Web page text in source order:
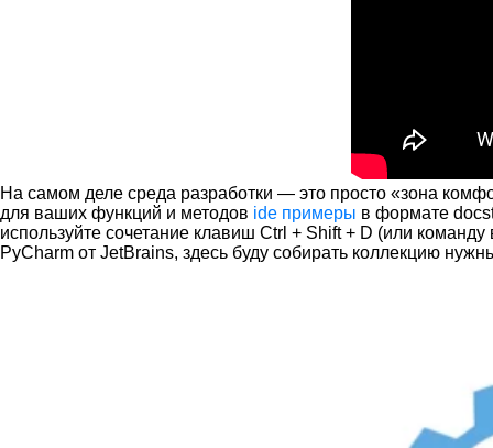
На самом деле среда разработки — это просто «зона
для ваших функций и методов ide примеры в формате
используйте сочетание клавиш Ctrl + Shift + D (или
PyCharm от JetBrains, здесь буду собирать коллекцию